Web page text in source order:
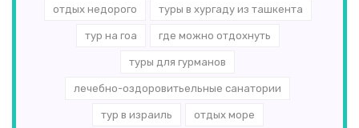
отдых недорого туры в хургаду из ташкента
тур на гоа где можно отдохнуть
туры для гурманов
лечебно-оздоровитьельные санатории
тур в израиль отдых море